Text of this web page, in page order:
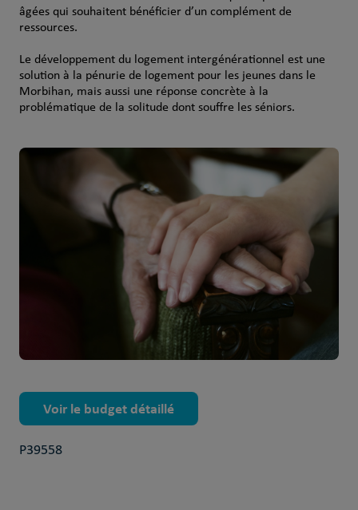
âgées qui souhaitent bénéficier d’un complément de
ressources.
Le développement du logement intergénérationnel est une
solution à la pénurie de logement pour les jeunes dans le
Morbihan, mais aussi une réponse concrète à la
problématique de la solitude dont souffre les séniors.
Voir le budget détaillé
P39558